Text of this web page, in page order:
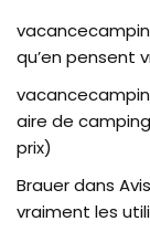
qu’en pensent
aire de
prix)
Brauerdans
vraiment les